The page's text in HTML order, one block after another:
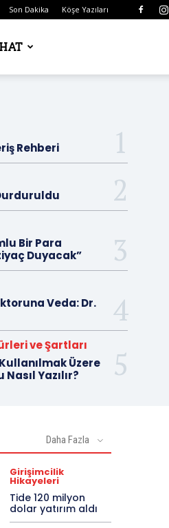
Son Dakika Köşe Yazıları
Rehberi
Bir Para
Duyacak”
Veda: Dr.
ve Şartları
Üzere
Yazılır?
Daha Fazla
Girişimcilik
Hikayeleri
Tide 120 milyon
dolar yatırım aldı